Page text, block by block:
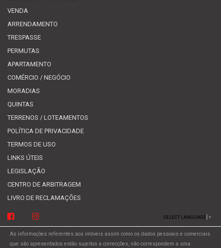
VENDA
ARRENDAMENTO
TRESPASSE
PERMUTAS
APARTAMENTO
COMÉRCIO / NEGÓCIO
MORADIAS
QUINTAS
TERRENOS / LOTEAMENTOS
POLÍTICA DE PRIVACIDADE
TERMOS DE USO
LINKS ÚTEIS
LEGISLAÇÃO
CENTRO DE ARBITRAGEM
LIVRO DE RECLAMAÇÕES
SELECT LANGUAGE ▼
As informações referentes aos imóveis assim como os dados pessoais e comerciais
que são apresentados estão sujeitos a correcções, não correspondem a uma